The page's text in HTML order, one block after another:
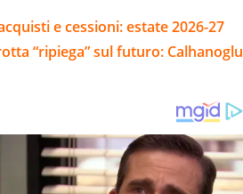
e cessioni: estate 2026-27
“ripiega” sul futuro: Calhanoglu